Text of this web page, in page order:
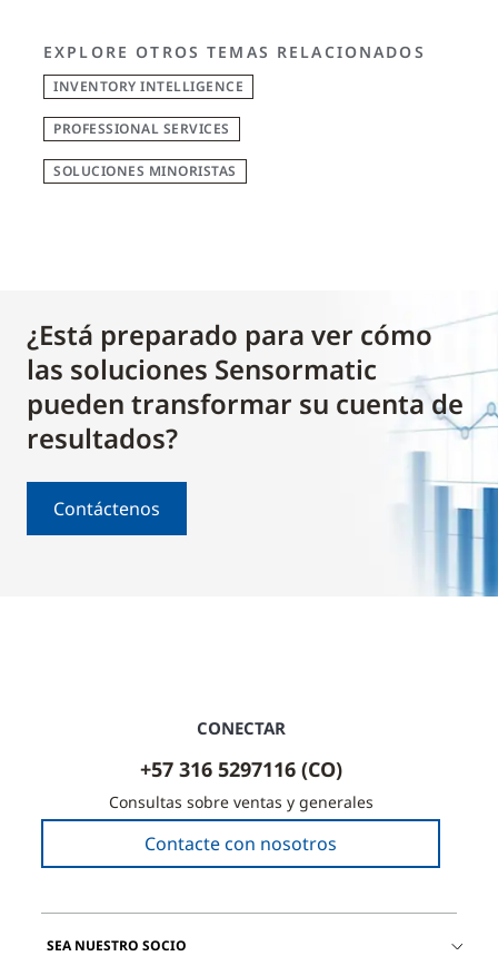
EXPLORE OTROS TEMAS RELACIONADOS
INVENTORY INTELLIGENCE
PROFESSIONAL SERVICES
SOLUCIONES MINORISTAS
¿Está preparado para ver cómo
las soluciones Sensormatic
pueden transformar su cuenta de
resultados?
Contáctenos
CONECTAR
+57 316 5297116 (CO)
Consultas sobre ventas y generales
Contacte con nosotros
SEA NUESTRO SOCIO